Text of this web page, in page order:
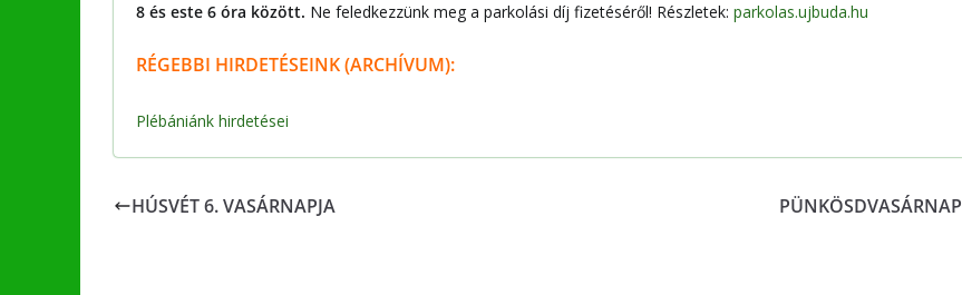
8 és este 6 óra között. Ne feledkezzünk meg a parkolási díj fizetéséről! Részletek: parkolas.ujbuda.hu
RÉGEBBI HIRDETÉSEINK (ARCHÍVUM):
Plébániánk hirdetései
HÚSVÉT 6. VASÁRNAPJA PÜNKÖSDVASÁRNAP